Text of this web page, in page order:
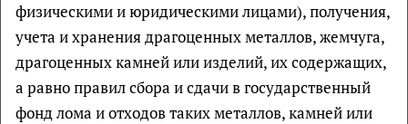
физическими и юридическими лицами), получения,
учета и хранения драгоценных металлов, жемчуга,
драгоценных камней или изделий, их содержащих,
а равно правил сбора и сдачи в государственный
фонд лома и отходов таких металлов, камней или